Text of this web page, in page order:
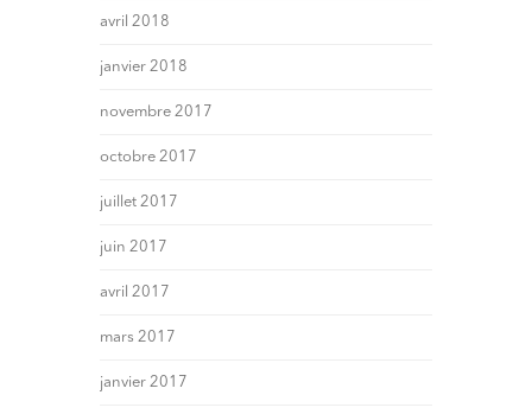
avril 2018
janvier 2018
novembre 2017
octobre 2017
juillet 2017
juin 2017
avril 2017
mars 2017
janvier 2017